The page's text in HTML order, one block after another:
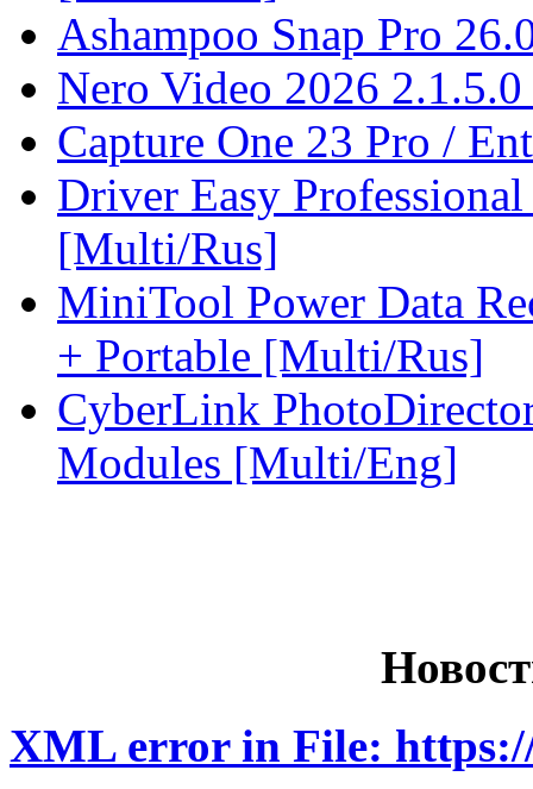
Ashampoo Snap Pro
Nero Video 2026
Capture One 23 Pro /
Driver Easy
[Multi/Rus]
MiniTool Power Data
+ Portable [Multi/Rus]
CyberLink
Modules [Multi/Eng]
XML error in File: https://